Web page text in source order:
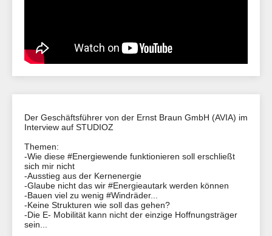
Der Geschäftsführer von der Ernst Braun GmbH (AVIA) im
Interview auf STUDIOZ
Themen:
-Wie diese #Energiewende funktionieren soll erschließt
sich mir nicht
-Ausstieg aus der Kernenergie
-Glaube nicht das wir #Energieautark werden können
-Bauen viel zu wenig #Windräder...
-Keine Strukturen wie soll das gehen?
-Die E- Mobilität kann nicht der einzige Hoffnungsträger
sein...